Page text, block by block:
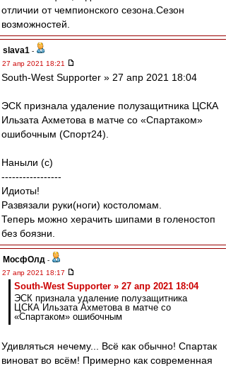
отличии от чемпионского сезона.Сезон
возможностей.
slava1 -
27 апр 2021 18:21
South-West Supporter » 27 апр 2021 18:04
ЭСК признала удаление полузащитника ЦСКА
Ильзата Ахметова в матче со «Спартаком»
ошибочным (Спорт24).
Наныли (с)
-----------------
Идиоты!
Развязали руки(ноги) костоломам.
Теперь можно херачить шипами в голеностоп
без боязни.
МосфОлд -
27 апр 2021 18:17
South-West Supporter » 27 апр 2021 18:04
ЭСК признала удаление полузащитника
ЦСКА Ильзата Ахметова в матче со
«Спартаком» ошибочным
Удивляться нечему... Всё как обычно! Спартак
виноват во всём! Примерно как современная